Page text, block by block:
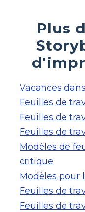
Plus
Vacances
Feuilles de
Feuilles de
Feuilles de
Modèles de
critique
Modèles pour
Feuilles de
Feuilles de